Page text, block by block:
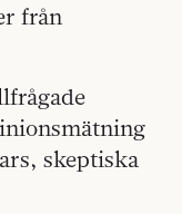
från
skeptiska